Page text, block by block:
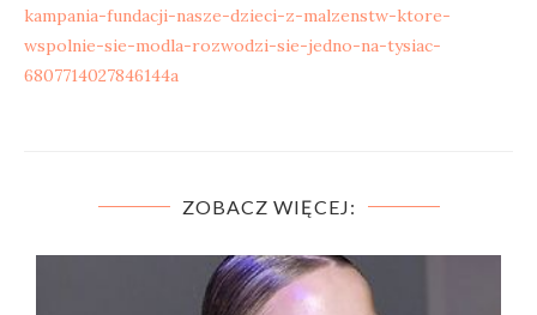
kampania-fundacji-nasze-dzieci-z-malzenstw-ktore-
wspolnie-sie-modla-rozwodzi-sie-jedno-na-tysiac-
6807714027846144a
ZOBACZ WIĘCEJ: